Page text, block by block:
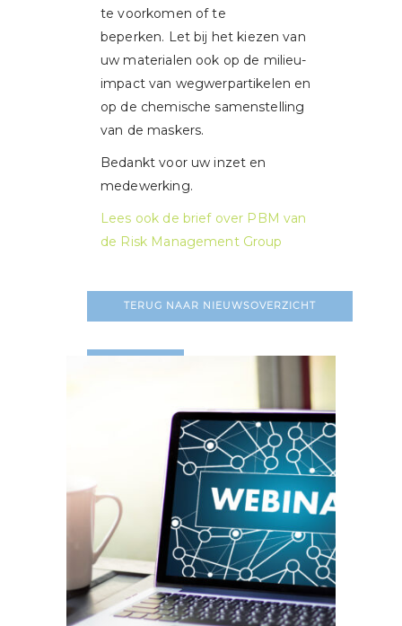
te voorkomen of te
beperken. Let bij het kiezen van
uw materialen ook op de milieu-
impact van wegwerpartikelen en
op de chemische samenstelling
van de maskers.
Bedankt voor uw inzet en
medewerking.
Lees ook de brief over PBM van
de Risk Management Group
TERUG NAAR NIEUWSOVERZICHT